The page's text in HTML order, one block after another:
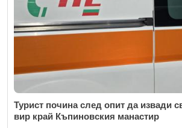
Турист почина след опит да извади
вир край Къпиновския манастир